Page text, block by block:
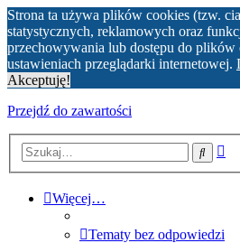
Strona ta używa plików cookies (tzw.
statystycznych, reklamowych oraz
przechowywania lub dostępu do plików
ustawieniach przeglądarki internetowej.
Akceptuję!
Przejdź do zawartości
Szukaj
Więcej…
Tematy bez odpowiedzi